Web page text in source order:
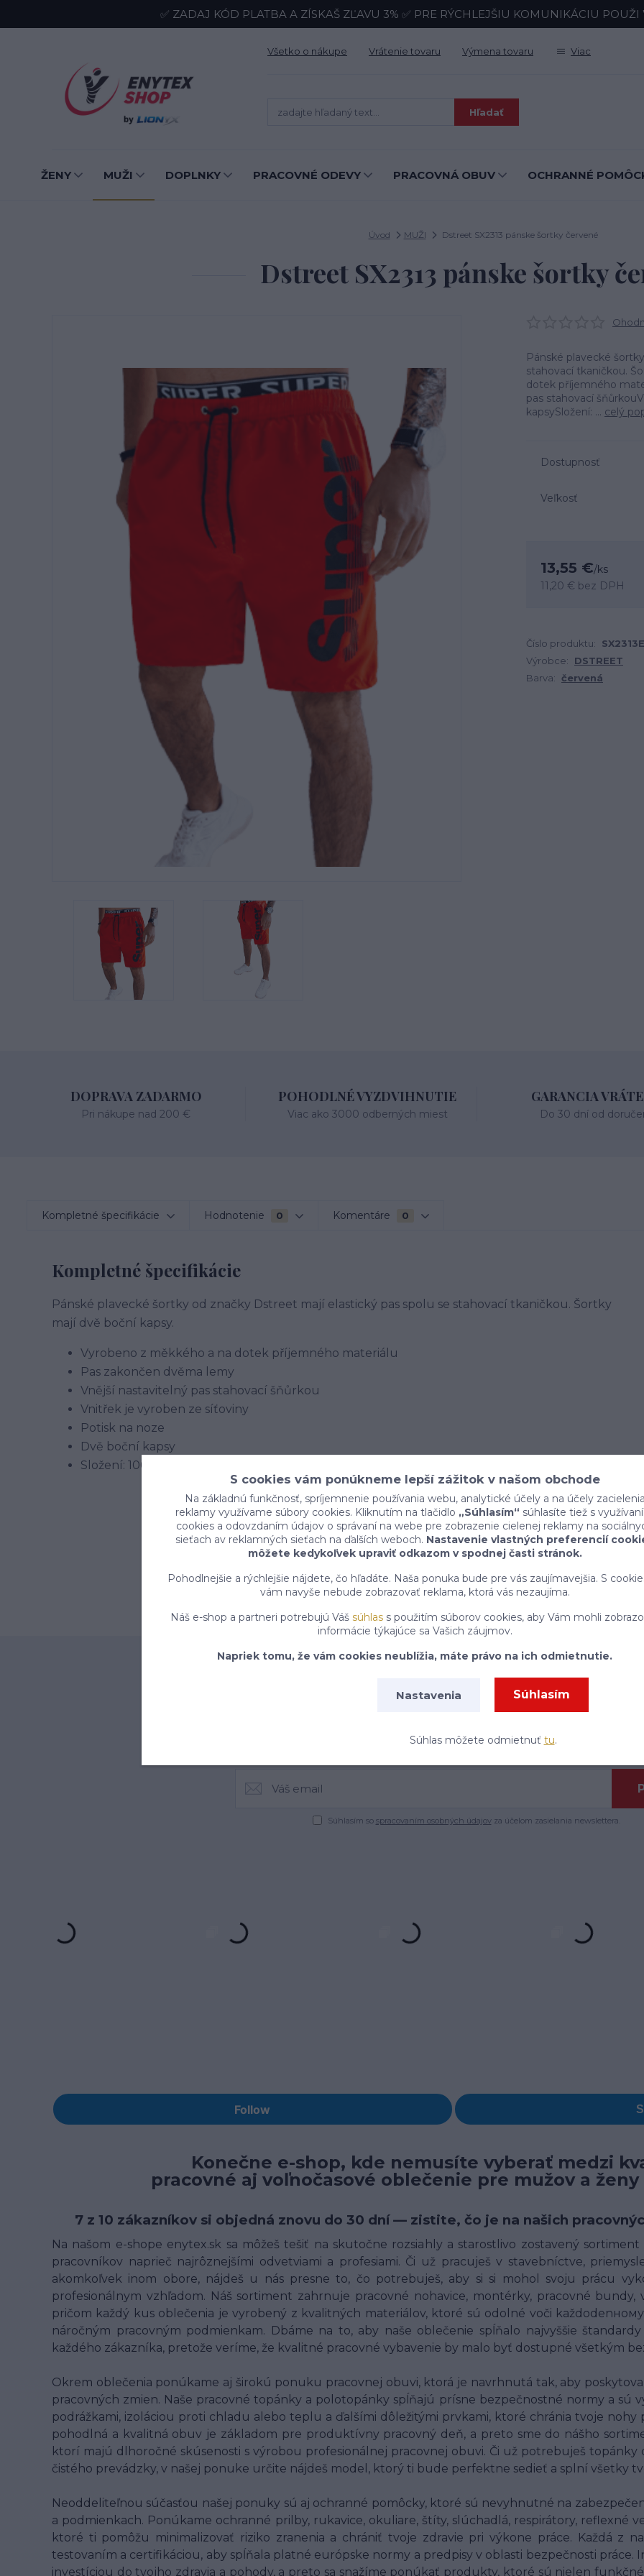
✅ ZADAJ KÓD PLATBA A ZÍSKAŠ ZĽAVU 3% ✅ PRE RÝCHLEJŠIU KOMUNIKÁCIU
Všetko o nákupe Vrátenie tovaru Výmena tovaru Viac
Hľadať
ŽENY MUŽI DOPLNKY PRACOVNÉ ODEVY PRACOVNÁ OBUV OCHRANNÉ
Úvod MUŽI Dstreet SX2313 pánske šortky červené
Dstreet SX2313 pánske šortky
Pánské plavecké
stahovací tkaničkou.
dotek příjemného
pas stahovací
kapsySložení: ... celý
Dostupnosť
Veľkosť
13,55 €/ks
11,20 € bez DPH
Číslo produktu:
Výrobce:
DSTREET
Barva: červená
DOPRAVA ZADARMO
Pri nákupe nad 200 €
POHODLNÉ VYZDVIHNUTIE
Viac ako 3000 odberných miest
GARANCIA
Do 30 dní od
Kompletné špecifikácie Hodnotenie 0 Komentáre 0
Kompletné špecifikácie
Pánské plavecké šortky od značky Dstreet mají elastický pas spolu se stahovací tkaničkou. Šortky
mají dvě boční kapsy.
Vyrobeno z měkkého a na dotek příjemného materiálu
Pas zakončen dvěma lemy
Vnější nastavitelný pas stahovací šňůrkou
Vnitřek je vyroben ze síťoviny
Potisk na noze
Dvě boční kapsy
Složení: 100% polyester
Nepremeškajte akcie a zľavy!
Môžete sa kedykoľvek odhlásiť. Zasielame raz za 14 dní.
Súhlasím so spracovaním osobných údajovza účelom zasielania newslettera.
Konečne e-shop, kde nemusíte vyberať medzi
pracovné aj voľnočasové oblečenie pre mužov a
7 z 10 zákazníkov si objedná znovu do 30 dní — zistite, čo je na našich
Na našom e-shope enytex.sk sa môžeš tešiť na skutočne rozsiahly a starostlivo zostavený
pracovníkov naprieč najrôznejšími odvetviami a profesiami. Či už pracuješ v stavebníctve,
akomkoľvek inom obore, nájdeš u nás presne to, čo potrebuješ, aby si si mohol svoju prácu
profesionálnym vzhľadom. Náš sortiment zahrnuje pracovné nohavice, montérky, pracovné bundy,
pričom každý kus oblečenia je vyrobený z kvalitných materiálov, ktoré sú odolné voči
náročným pracovným podmienkam. Dbáme na to, aby naše oblečenie spĺňalo najvyššie
každého zákazníka, pretože veríme, že kvalitné pracovné vybavenie by malo byť dostupné všetkým
Okrem oblečenia ponúkame aj širokú ponuku pracovnej obuvi, ktorá je navrhnutá tak, aby
pracovných zmien. Naše pracovné topánky a polotopánky spĺňajú prísne bezpečnostné normy a sú
podrážkami, izoláciou proti chladu alebo teplu a ďalšími dôležitými prvkami, ktoré chránia tvoje nohy
pohodlná a kvalitná obuv je základom pre produktívny pracovný deň, a preto sme do nášho
ktorí majú dlhoročné skúsenosti s výrobou profesionálnej pracovnej obuvi. Či už potrebuješ
čistého prevádzky, v našej ponuke určite nájdeš model, ktorý ti bude perfektne sedieť a splní všetky
Neoddeliteľnou súčasťou našej ponuky sú aj ochranné pomôcky, ktoré sú nevyhnutné na
a podmienkach. Ponúkame ochranné prilby, rukavice, okuliare, štíty, slúchadlá, respirátory, reflexné
ktoré ti pomôžu minimalizovať riziko zranenia a chrániť tvoje zdravie pri výkone práce. Každá z
testovaním a certifikáciou, aby spĺňala platné európske normy a predpisy v oblasti bezpečnosti
investíciou do tvojho zdravia a pohody, a preto sa snažíme ponúkať produkty, ktoré sú nielen
S cookies vám ponúkneme lepší zážitok v našom obchode
Na základnú funkčnosť, spríjemnenie používania webu, analytické účely a na účely zacielenia
reklamy využívame súbory cookies. Kliknutím na tlačidlo „Súhlasím“ súhlasíte tiež s
cookies a odovzdaním údajov o správaní na webe pre zobrazenie cielenej reklamy na
sieťach av reklamných sieťach na ďalších weboch. Nastavenie vlastných preferencií
môžete kedykoľvek upraviť odkazom v spodnej časti stránok.
Pohodlnejšie a rýchlejšie nájdete, čo hľadáte. Naša ponuka bude pre vás zaujímavejšia. S
vám navyše nebude zobrazovať reklama, ktorá vás nezaujíma.
Náš e-shop a partneri potrebujú Váš súhlass použitím súborov cookies, aby Vám mohli
informácie týkajúce sa Vašich záujmov.
Napriek tomu, že vám cookies neublížia, máte právo na ich odmietnutie.
Nastavenia Súhlasím
Súhlas môžete odmietnuť tu.